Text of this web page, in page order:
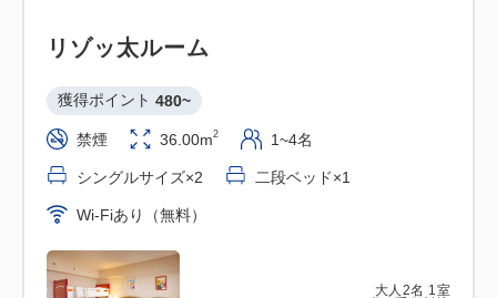
大人 2名 1室
リゾッ太ルーム
獲得ポイント 480~
禁煙 36.00m2 1~4名
シングルサイズ×2 二段ベッド×1
Wi-Fiあり（無料）